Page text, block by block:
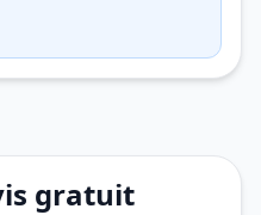
gratuit